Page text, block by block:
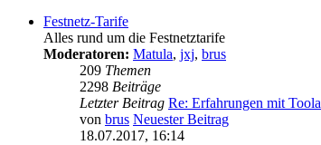
Festnetz-Tarife
Alles rund um die Festnetztarife
Moderatoren: Matula, jxj, brus
209 Themen
2298 Beiträge
Letzter Beitrag Re: Erfahrungen mit
von brus Neuester Beitrag
18.07.2017, 16:14